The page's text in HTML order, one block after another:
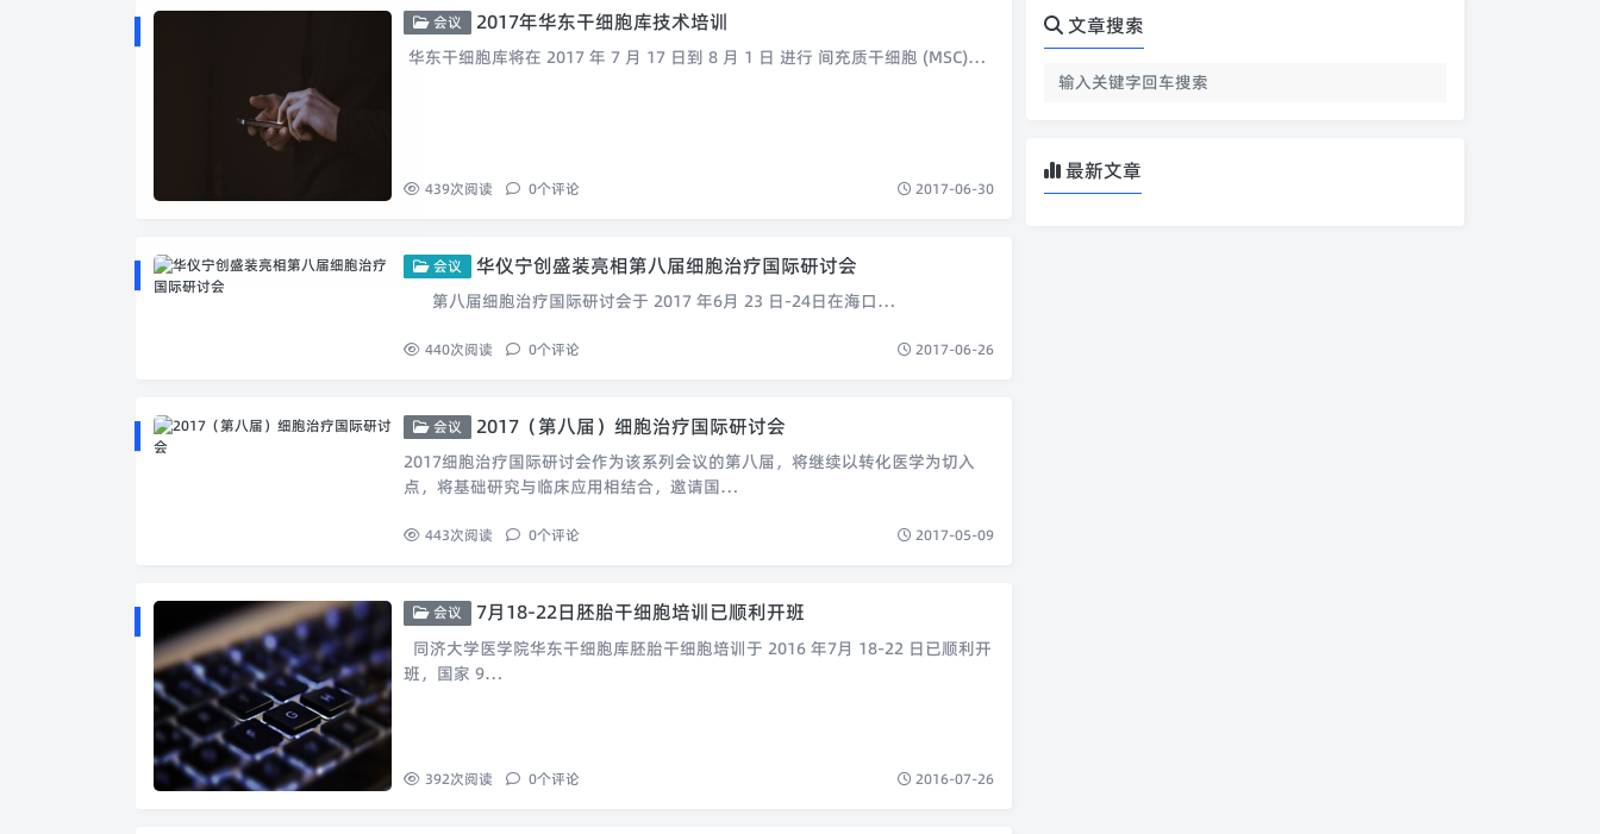
会议 2017年华东干细胞库技术培训
华东干细胞库将在 2017 年 7 月 17 日到 8 月 1 日 进行 间充质干细胞 (MSC)…
439次阅读 0个评论 2017-06-30
会议 华仪宁创盛装亮相第八届细胞治疗国际研讨会
第八届细胞治疗国际研讨会于 2017 年6月 23 日-24日在海口…
440次阅读 0个评论 2017-06-26
会议 2017（第八届）细胞治疗国际研讨会
2017细胞治疗国际研讨会作为该系列会议的第八届，将继续以转化医学为切入
点，将基础研究与临床应用相结合，邀请国…
443次阅读 0个评论 2017-05-09
会议 7月18-22日胚胎干细胞培训已顺利开班
同济大学医学院华东干细胞库胚胎干细胞培训于 2016 年7月 18-22 日已顺利开
班，国家 9…
392次阅读 0个评论 2016-07-26
文章搜索
最新文章